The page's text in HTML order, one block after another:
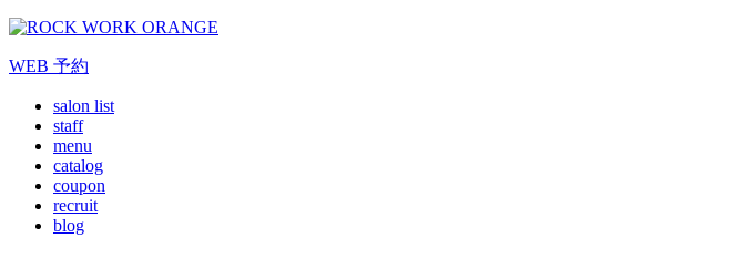
WEB 予約
salon list
staff
menu
catalog
coupon
recruit
blog